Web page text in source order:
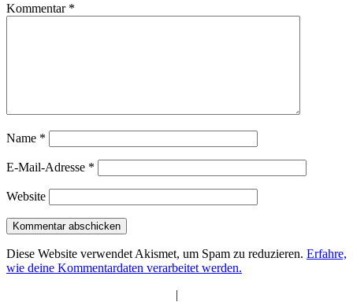
Kommentar *
Name *
E-Mail-Adresse *
Website
Diese Website verwendet Akismet, um Spam zu reduzieren. Erfahre,
wie deine Kommentardaten verarbeitet werden.
|